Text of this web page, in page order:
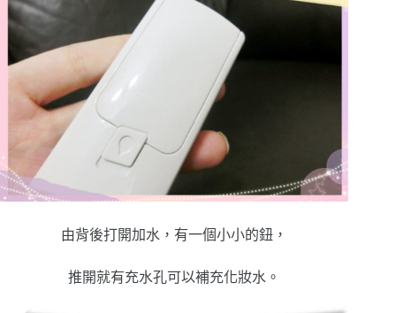
由背後打開加水，有一個小小的鈕，
推開就有充水孔可以補充化妝水。